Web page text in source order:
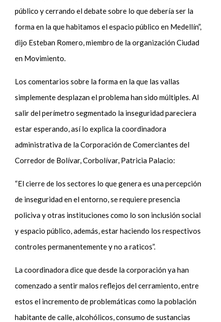
público y cerrando el debate sobre lo que debería ser la
forma en la que habitamos el espacio público en Medellín”,
dijo Esteban Romero, miembro de la organización Ciudad
en Movimiento.
Los comentarios sobre la forma en la que las vallas
simplemente desplazan el problema han sido múltiples. Al
salir del perímetro segmentado la inseguridad pareciera
estar esperando, así lo explica la coordinadora
administrativa de la Corporación de Comerciantes del
Corredor de Bolívar, Corbolívar, Patricia Palacio:
“El cierre de los sectores lo que genera es una percepción
de inseguridad en el entorno, se requiere presencia
policiva y otras instituciones como lo son inclusión social
y espacio público, además, estar haciendo los respectivos
controles permanentemente y no a raticos”.
La coordinadora dice que desde la corporación ya han
comenzado a sentir malos reflejos del cerramiento, entre
estos el incremento de problemáticas como la población
habitante de calle, alcohólicos, consumo de sustancias